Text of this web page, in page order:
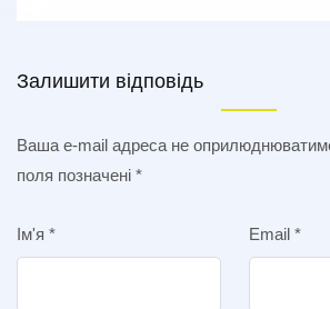
Залишити відповідь
Ваша e-mail адреса не
поля позначені *
Ім'я * Email *